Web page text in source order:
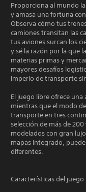
Proporciona al mundo
y amasa una fortuna
Observa cómo tus
camiones transitan las
tus aviones surcan los
y sé la razón por la que
materias primas y
mayores desafíos
imperio de transporte
El juego libre ofrece
mientras que el modo
transporte en tres
selección de más de
modelados con gran
mapas integrado,
diferentes.
Características del juego